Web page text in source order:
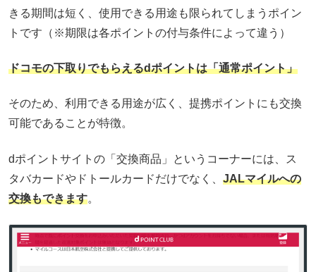
きる期間は短く、使用できる用途も限られてしまうポイン
トです（※期限は各ポイントの付与条件によって違う）
ドコモの下取りでもらえるdポイントは「通常ポイント」
そのため、利用できる用途が広く、提携ポイントにも交換
可能であることが特徴。
dポイントサイトの「交換商品」というコーナーには、ス
タバカードやドトールカードだけでなく、 JALマイルへの
交換もできます。